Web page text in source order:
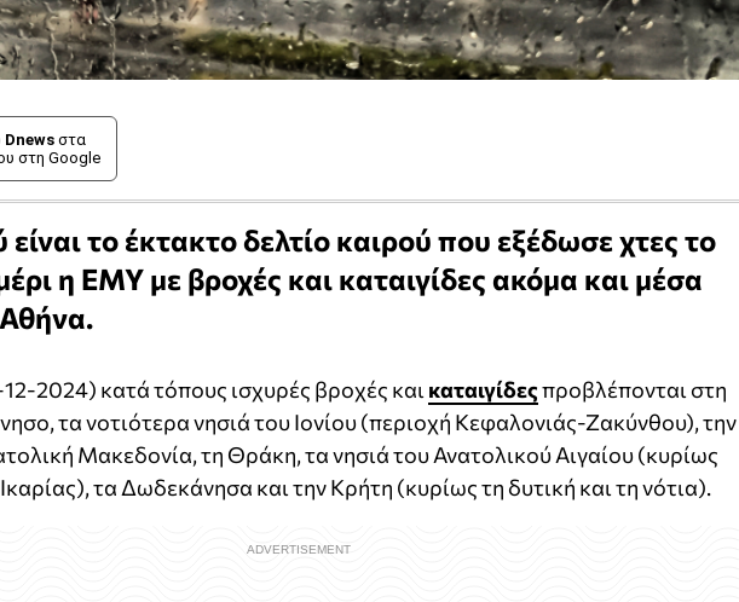
Dnews στα
στη Google
είναι το έκτακτο δελτίο καιρού που εξέδωσε χτες το
η ΕΜΥ με βροχές και καταιγίδες ακόμα και μέσα
2024) κατά τόπους ισχυρές βροχές και καταιγίδεςπροβλέπονται στη
τα νοτιότερα νησιά του Ιονίου (περιοχή Κεφαλονιάς-Ζακύνθου), την
Μακεδονία, τη Θράκη, τα νησιά του Ανατολικού Αιγαίου (κυρίως
τα Δωδεκάνησα και την Κρήτη (κυρίως τη δυτική και τη νότια).